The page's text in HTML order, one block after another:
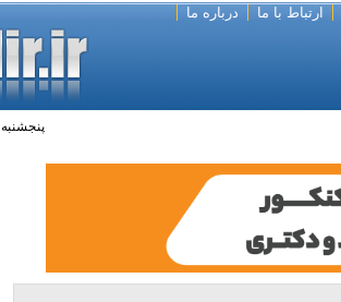
ارتباط با ما درباره ما
پنجشنبه 15 مرداد 1405